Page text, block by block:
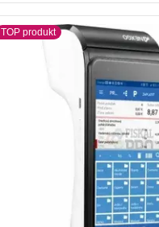
TOP produkt